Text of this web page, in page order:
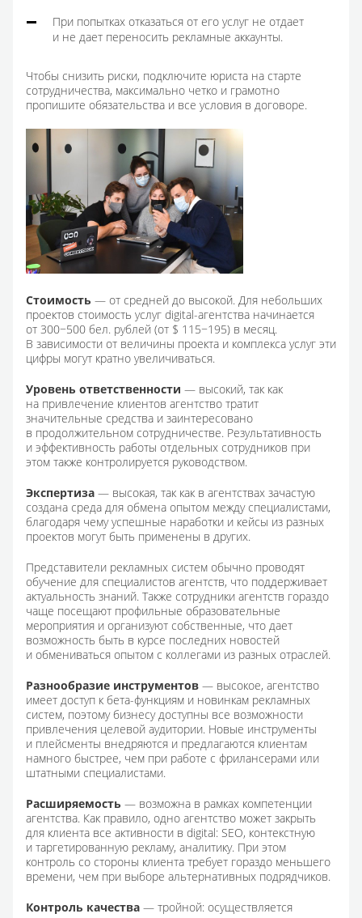
При попытках отказаться от его услуг не отдает
и не дает переносить рекламные аккаунты.
Чтобы снизить риски, подключите юриста на старте
сотрудничества, максимально четко и грамотно
пропишите обязательства и все условия в договоре.
Стоимость — от средней до высокой. Для небольших
проектов стоимость услуг digital-агентства начинается
от 300−500 бел. рублей (от $ 115−195) в месяц.
В зависимости от величины проекта и комплекса услуг эти
цифры могут кратно увеличиваться.
Уровень ответственности — высокий, так как
на привлечение клиентов агентство тратит
значительные средства и заинтересовано
в продолжительном сотрудничестве. Результативность
и эффективность работы отдельных сотрудников при
этом также контролируется руководством.
Экспертиза — высокая, так как в агентствах зачастую
создана среда для обмена опытом между специалистами,
благодаря чему успешные наработки и кейсы из разных
проектов могут быть применены в других.
Представители рекламных систем обычно проводят
обучение для специалистов агентств, что поддерживает
актуальность знаний. Также сотрудники агентств гораздо
чаще посещают профильные образовательные
мероприятия и организуют собственные, что дает
возможность быть в курсе последних новостей
и обмениваться опытом с коллегами из разных отраслей.
Разнообразие инструментов — высокое, агентство
имеет доступ к бета-функциям и новинкам рекламных
систем, поэтому бизнесу доступны все возможности
привлечения целевой аудитории. Новые инструменты
и плейсменты внедряются и предлагаются клиентам
намного быстрее, чем при работе с фрилансерами или
штатными специалистами.
Расширяемость — возможна в рамках компетенции
агентства. Как правило, одно агентство может закрыть
для клиента все активности в digital: SEO, контекстную
и таргетированную рекламу, аналитику. При этом
контроль со стороны клиента требует гораздо меньшего
времени, чем при выборе альтернативных подрядчиков.
Контроль качества — тройной: осуществляется